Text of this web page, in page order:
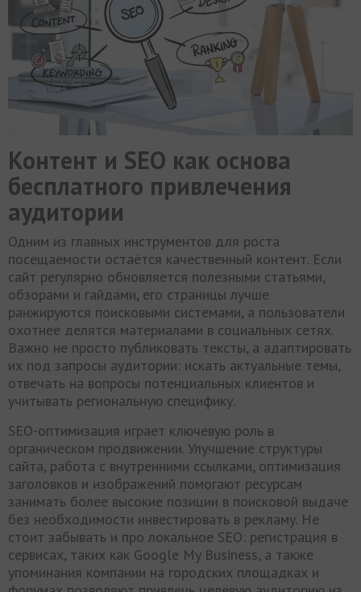
Контент и SEO как основа
бесплатного привлечения
аудитории
Одним из главных инструментов для роста
посещаемости остаётся качественный контент. Если
сайт регулярно обновляется полезными статьями,
обзорами и гайдами, его страницы лучше
ранжируются поисковыми системами, а пользователи
охотнее делятся материалами в социальных сетях.
Важно не просто публиковать тексты, а адаптировать
их под запросы аудитории: искать актуальные темы,
отвечать на вопросы потенциальных клиентов и
учитывать региональную специфику.
SEO-оптимизация играет ключевую роль в
органическом продвижении. Улучшение структуры
сайта, работа с внутренними ссылками, оптимизация
заголовков и изображений помогают ресурсам
занимать более высокие позиции в поисковой выдаче
без необходимости инвестировать в рекламу. Не
стоит забывать и про локальное SEO: регистрация в
сервисах, таких как Google My Business, а также
упоминания компании на городских площадках и